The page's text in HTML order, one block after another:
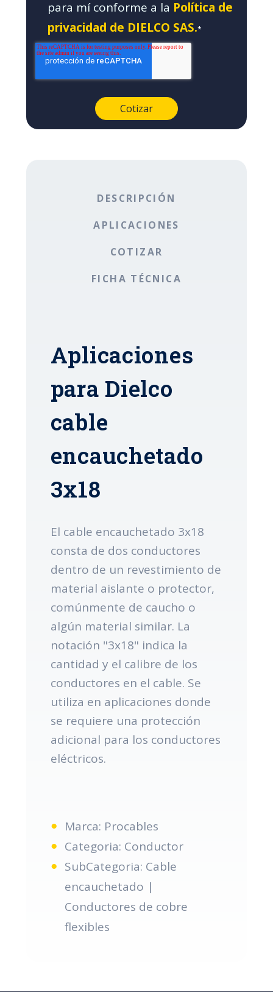
para mí conforme a la Política de
privacidad de DIELCO SAS.*
DESCRIPCIÓN
APLICACIONES
COTIZAR
FICHA TÉCNICA
Aplicaciones
para Dielco
cable
encauchetado
3x18
El cable encauchetado 3x18
consta de dos conductores
dentro de un revestimiento de
material aislante o protector,
comúnmente de caucho o
algún material similar. La
notación "3x18" indica la
cantidad y el calibre de los
conductores en el cable. Se
utiliza en aplicaciones donde
se requiere una protección
adicional para los conductores
eléctricos.
Marca: Procables
Categoria: Conductor
SubCategoria: Cable
encauchetado |
Conductores de cobre
flexibles